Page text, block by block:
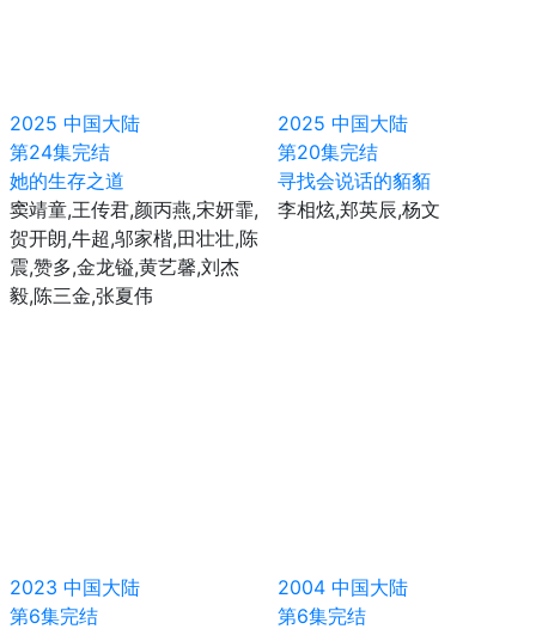
2025 中国大陆
第24集完结
她的生存之道
窦靖童,王传君,颜丙燕,宋妍霏,
贺开朗,牛超,邬家楷,田壮壮,陈
震,赞多,金龙镒,黄艺馨,刘杰
毅,陈三金,张夏伟
2025 中国大陆
第20集完结
寻找会说话的貊貊
李相炫,郑英辰,杨文
2023 中国大陆
第6集完结
2004 中国大陆
第6集完结